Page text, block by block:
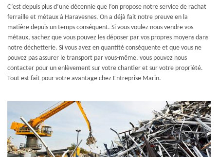
C’est depuis plus d’une décennie que l’on propose notre service de rachat
ferraille et métaux à Haravesnes. On a déjà fait notre preuve en la
matière depuis un temps conséquent. Si vous voulez nous vendre vos
métaux, sachez que vous pouvez les déposer par vos propres moyens dans
notre déchetterie. Si vous avez en quantité conséquente et que vous ne
pouvez pas assurer le transport par vous-même, vous pouvez nous
contacter pour un enlèvement sur votre chantier et sur votre propriété.
Tout est fait pour votre avantage chez Entreprise Marin.